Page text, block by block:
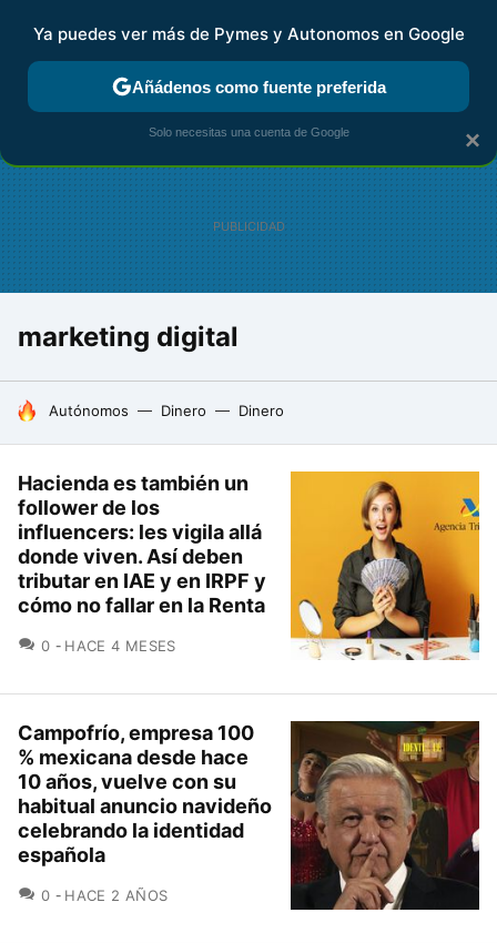
FISCALIDAD Y CONTABILIDAD KIT DIGITAL RENTA
marketing digital
HOY SE HABLA DE
Autónomos Dinero Dinero
Hacienda es también un
follower de los
influencers: les vigila allá
donde viven. Así deben
tributar en IAE y en IRPF y
cómo no fallar en la Renta
0 COMENTARIOS
HACE 4 MESES
Campofrío, empresa 100
% mexicana desde hace
10 años, vuelve con su
habitual anuncio navideño
celebrando la identidad
española
0 COMENTARIOS
HACE 2 AÑOS
×
Ya puedes ver más de Pymes y Autonomos en Google
Añádenos como fuente preferida
Solo necesitas una cuenta de Google